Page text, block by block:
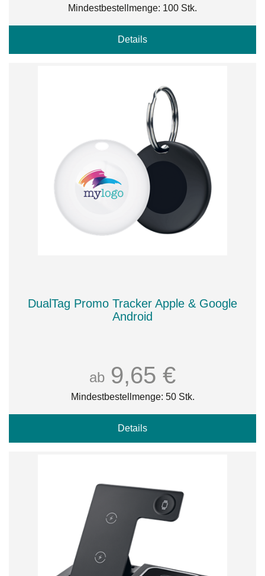
Mindestbestellmenge: 100 Stk.
Details
DualTag Promo Tracker Apple & Google
Android
ab 9,65 €
Mindestbestellmenge: 50 Stk.
Details